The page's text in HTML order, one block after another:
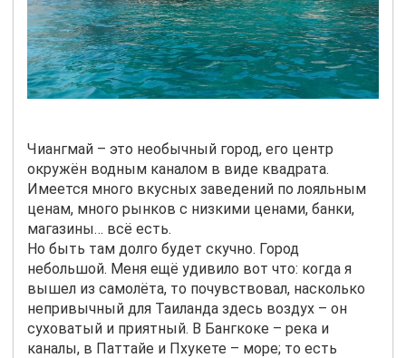
Чиангмай – это необычный город, его центр
окружён водным каналом в виде квадрата.
Имеется много вкусных заведений по лояльным
ценам, много рынков с низкими ценами, банки,
магазины… всё есть.
Но быть там долго будет скучно. Город
небольшой. Меня ещё удивило вот что: когда я
вышел из самолёта, то почувствовал, насколько
непривычный для Таиланда здесь воздух – он
суховатый и приятный. В Бангкоке – река и
каналы, в Паттайе и Пхукете – море; то есть